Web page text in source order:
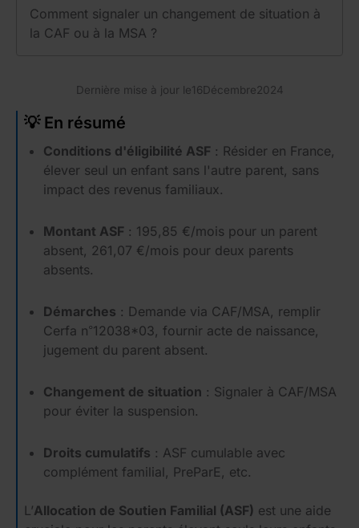
Comment signaler un changement de situation à
la CAF ou à la MSA ?
Dernière mise à jour le16Décembre2024
💡 En résumé
Conditions d'éligibilité ASF : Résider en France,
élever seul un enfant sans l'autre parent, sans
impact des revenus familiaux.
Montant ASF : 195,85 €/mois pour un parent
absent, 261,07 €/mois pour deux parents
absents.
Démarches : Demande via CAF/MSA, remplir
Cerfa n°12038*03, fournir acte de naissance,
jugement du parent absent.
Changement de situation : Signaler à CAF/MSA
pour éviter la suspension.
Droits cumulatifs : ASF cumulable avec
complément familial, PreParE, etc.
L’Allocation de Soutien Familial (ASF) est une aide